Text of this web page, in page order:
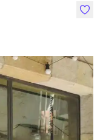
like